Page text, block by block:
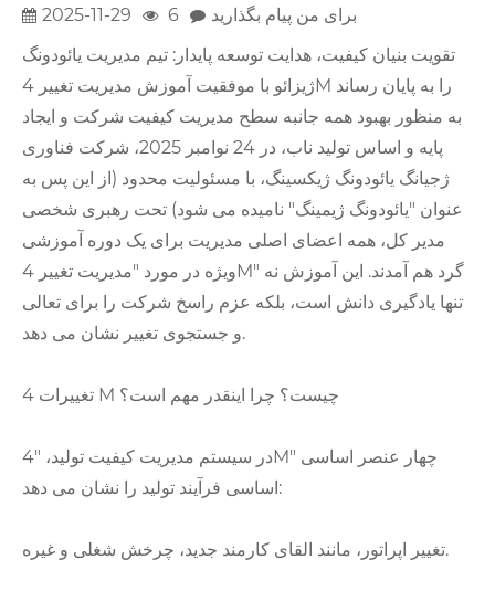
2025-11-29 6
برای من پیام بگذارید
تقویت بنیان کیفیت، هدایت توسعه پایدار: تیم مدیریت یائودونگ
ژیزائو با موفقیت آموزش مدیریت تغییر 4M را به پایان رساند
به منظور بهبود همه جانبه سطح مدیریت کیفیت شرکت و ایجاد
پایه و اساس تولید ناب، در 24 نوامبر 2025، شرکت فناوری
ژجیانگ یائودونگ ژیکسینگ، با مسئولیت محدود (از این پس به
عنوان "یائودونگ ژیمینگ" نامیده می شود) تحت رهبری شخصی
مدیر کل، همه اعضای اصلی مدیریت برای یک دوره آموزشی
ویژه در مورد "مدیریت تغییر 4M" گرد هم آمدند. این آموزش نه
تنها یادگیری دانش است، بلکه عزم راسخ شرکت را برای تعالی
و جستجوی تغییر نشان می دهد.
تغییرات 4 M چیست؟ چرا اینقدر مهم است؟
در سیستم مدیریت کیفیت تولید، "4M" چهار عنصر اساسی
اساسی فرآیند تولید را نشان می دهد:
تغییر اپراتور، مانند القای کارمند جدید، چرخش شغلی و غیره.